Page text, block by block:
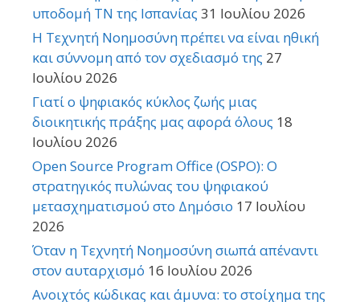
υποδομή ΤΝ της Ισπανίας 31 Ιουλίου 2026
Η Τεχνητή Νοημοσύνη πρέπει να είναι ηθική
και σύννομη από τον σχεδιασμό της 27
Ιουλίου 2026
Γιατί ο ψηφιακός κύκλος ζωής μιας
διοικητικής πράξης μας αφορά όλους 18
Ιουλίου 2026
Open Source Program Office (OSPO): Ο
στρατηγικός πυλώνας του ψηφιακού
μετασχηματισμού στο Δημόσιο 17 Ιουλίου
2026
Όταν η Τεχνητή Νοημοσύνη σιωπά απέναντι
στον αυταρχισμό 16 Ιουλίου 2026
Ανοιχτός κώδικας και άμυνα: το στοίχημα της